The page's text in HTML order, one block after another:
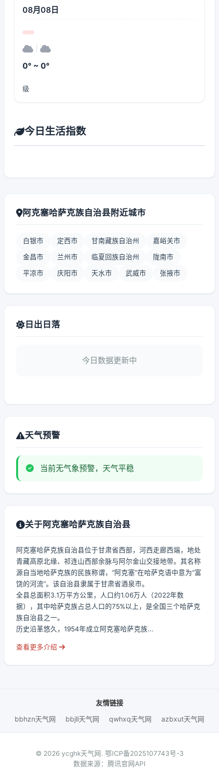
08月08日
0° ~ 0°
级
今日生活指数
阿克塞哈萨克族自治县附近城市
白银市 定西市 甘南藏族自治州 嘉峪关市
金昌市 兰州市 临夏回族自治州 陇南市
平凉市 庆阳市 天水市 武威市 张掖市
日出日落
今日数据更新中
天气预警
当前无气象预警，天气平稳
关于阿克塞哈萨克族自治县
阿克塞哈萨克族自治县位于甘肃省西部，河西走廊西端，地处
青藏高原北缘、祁连山西部余脉与阿尔金山交接地带。其名称
源自当地哈萨克族的民族称谓，“阿克塞”在哈萨克语中意为“富
饶的河流”。该自治县隶属于甘肃省酒泉市。
全县总面积3.1万平方公里，人口约1.06万人（2022年数
据），其中哈萨克族占总人口的75%以上，是全国三个哈萨克
族自治县之一。
历史沿革悠久，1954年成立阿克塞哈萨克族...
查看更多介绍
友情链接
bbhzn天气网
bbjll天气网 qwhxq天气网 azbxut天气网
© 2026 ycghk天气网. 鄂ICP备2025107743号-3
数据来源：腾讯官网API